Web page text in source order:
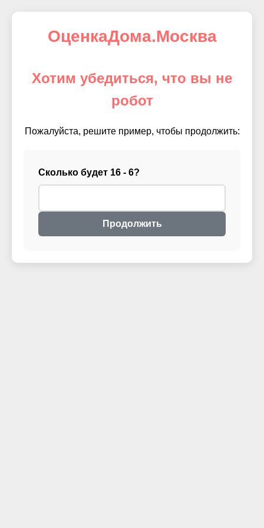
ОценкаДома.Москва
Хотим убедиться, что вы не
робот
Пожалуйста, решите пример, чтобы продолжить:
Сколько будет 16 - 6?
Продолжить